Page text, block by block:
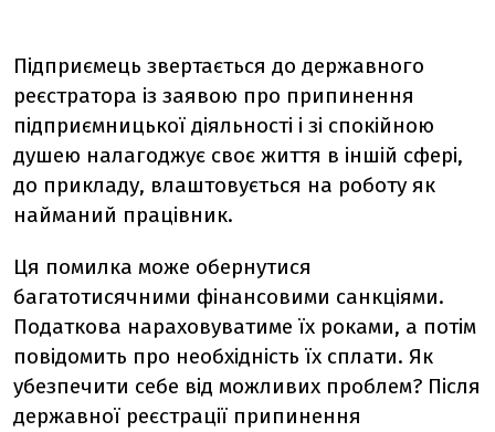
Підприємець звертається до державного
реєстратора із заявою про припинення
підприємницької діяльності і зі спокійною
душею налагоджує своє життя в іншій сфері,
до прикладу, влаштовується на роботу як
найманий працівник.
Ця помилка може обернутися
багатотисячними фінансовими санкціями.
Податкова нараховуватиме їх роками, а потім
повідомить про необхідність їх сплати. Як
убезпечити себе від можливих проблем? Після
державної реєстрації припинення